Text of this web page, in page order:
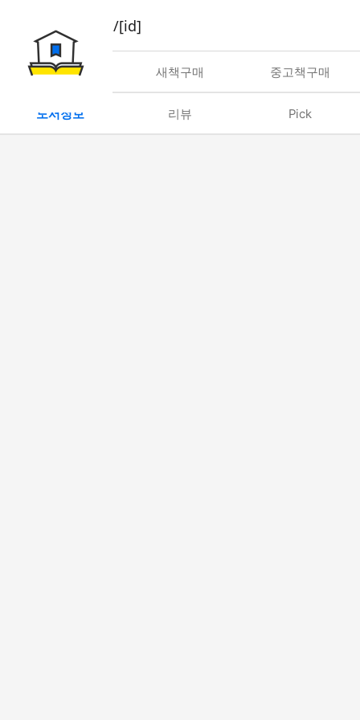
book/rent/[id]
대여 새책구매 중고책구매
도서정보 리뷰 Pick